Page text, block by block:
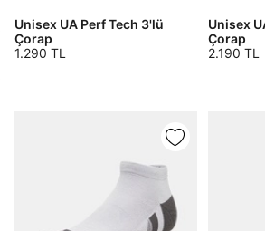
Unisex UA Perf Tech 3'lü
Çorap
1.290 TL
Unisex
Çorap
2.190 TL